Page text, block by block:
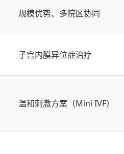
规模优势、多院区协同
子宫内膜异位症治疗
温和刺激方案（Mini IVF）